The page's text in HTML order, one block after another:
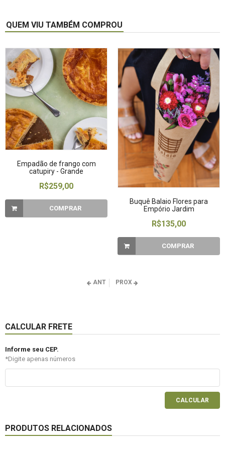
QUEM VIU TAMBÉM COMPROU
Empadão de frango com
catupiry - Grande
R$259,00
COMPRAR
Buquê Balaio Flores para
Empório Jardim
R$135,00
COMPRAR
ANT PROX
CALCULAR FRETE
Informe seu CEP.
*Digite apenas números
CALCULAR
PRODUTOS RELACIONADOS